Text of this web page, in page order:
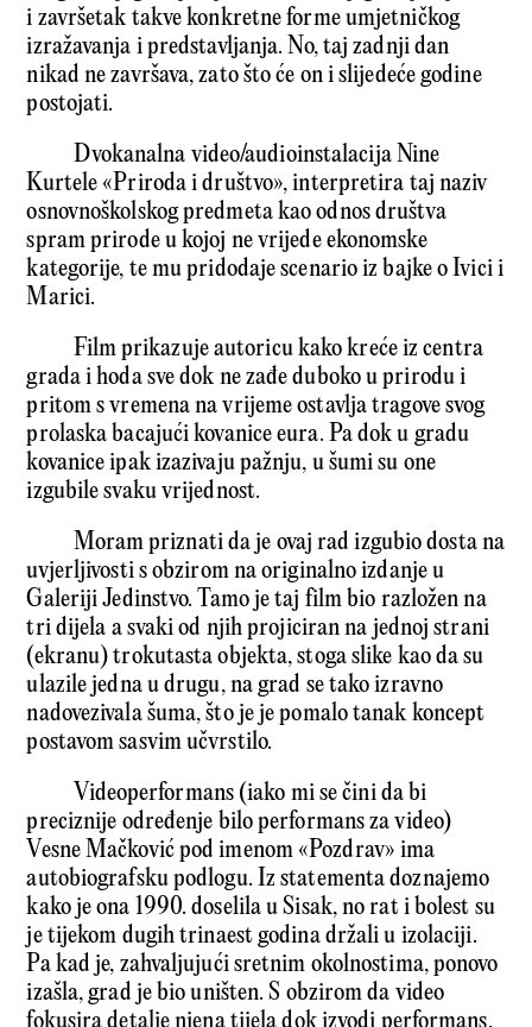
i završetak takve konkretne forme umjetničkog
izražavanja i predstavljanja. No, taj zadnji dan
nikad ne završava, zato što će on i slijedeće godine
postojati.
Dvokanalna video/audioinstalacija Nine
Kurtele «Priroda i društvo», interpretira taj naziv
osnovnoškolskog predmeta kao odnos društva
spram prirode u kojoj ne vrijede ekonomske
kategorije, te mu pridodaje scenario iz bajke o Ivici i
Marici.
Film prikazuje autoricu kako kreće iz centra
grada i hoda sve dok ne zađe duboko u prirodu i
pritom s vremena na vrijeme ostavlja tragove svog
prolaska bacajući kovanice eura. Pa dok u gradu
kovanice ipak izazivaju pažnju, u šumi su one
izgubile svaku vrijednost.
Moram priznati da je ovaj rad izgubio dosta na
uvjerljivosti s obzirom na originalno izdanje u
Galeriji Jedinstvo. Tamo je taj film bio razložen na
tri dijela a svaki od njih projiciran na jednoj strani
(ekranu) trokutasta objekta, stoga slike kao da su
ulazile jedna u drugu, na grad se tako izravno
nadovezivala šuma, što je je pomalo tanak koncept
postavom sasvim učvrstilo.
Videoperformans (iako mi se čini da bi
preciznije određenje bilo performans za video)
Vesne Mačković pod imenom «Pozdrav» ima
autobiografsku podlogu. Iz statementa doznajemo
kako je ona 1990. doselila u Sisak, no rat i bolest su
je tijekom dugih trinaest godina držali u izolaciji.
Pa kad je, zahvaljujući sretnim okolnostima, ponovo
izašla, grad je bio uništen. S obzirom da video